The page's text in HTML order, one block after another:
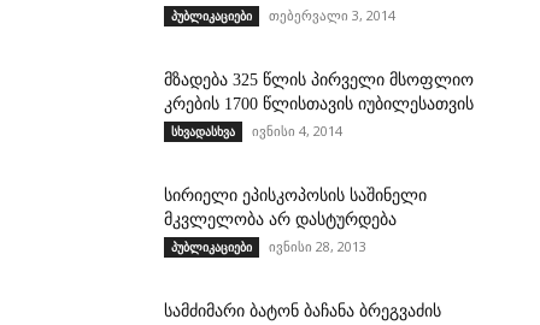
პუბლიკაციები თებერვალი 3, 2014
მზადება 325 წლის პირველი მსოფლიო
კრების 1700 წლისთავის იუბილესათვის
სხვადასხვა ივნისი 4, 2014
სირიელი ეპისკოპოსის საშინელი
მკვლელობა არ დასტურდება
პუბლიკაციები ივნისი 28, 2013
სამძიმარი ბატონ ბაჩანა ბრეგვაძის